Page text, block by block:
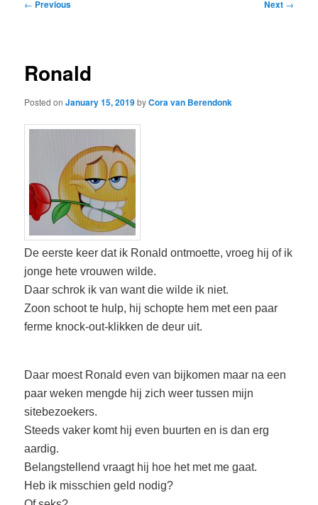
← Previous Next →
Ronald
Posted onJanuary 15, 2019byCora van Berendonk
De eerste keer dat ik Ronald ontmoette, vroeg hij of ik
jonge hete vrouwen wilde.
Daar schrok ik van want die wilde ik niet.
Zoon schoot te hulp, hij schopte hem met een paar
ferme knock-out-klikken de deur uit.
Daar moest Ronald even van bijkomen maar na een
paar weken mengde hij zich weer tussen mijn
sitebezoekers.
Steeds vaker komt hij even buurten en is dan erg
aardig.
Belangstellend vraagt hij hoe het met me gaat.
Heb ik misschien geld nodig?